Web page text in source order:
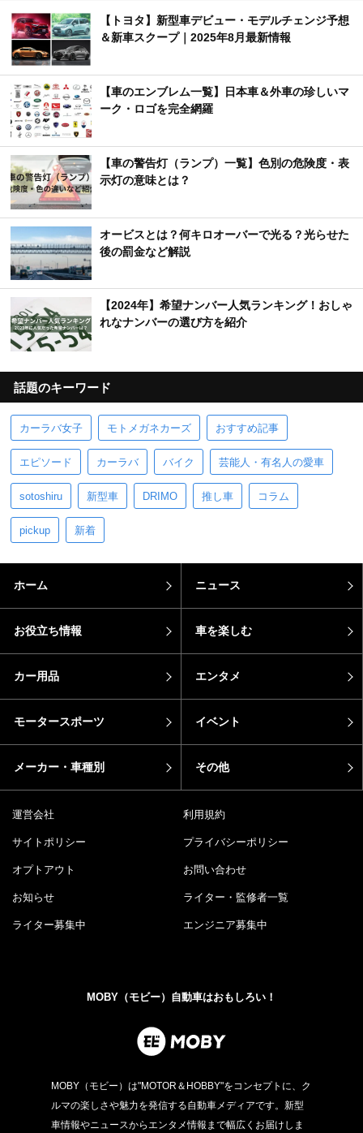
【トヨタ】新型車デビュー・モデルチェンジ予想
＆新車スクープ｜2025年8月最新情報
【車のエンブレム一覧】日本車＆外車の珍しいマ
ーク・ロゴを完全網羅
【車の警告灯（ランプ）一覧】色別の危険度・表
示灯の意味とは？
オービスとは？何キロオーバーで光る？光らせた
後の罰金など解説
【2024年】希望ナンバー人気ランキング！おしゃ
れなナンバーの選び方を紹介
話題のキーワード
カーラバ女子 モトメガネカーズ おすすめ記事
エピソード カーラバ バイク 芸能人・有名人の愛車
sotoshiru 新型車 DRIMO 推し車 コラム
pickup 新着
ホーム ニュース
お役立ち情報 車を楽しむ
カー用品 エンタメ
モータースポーツ イベント
メーカー・車種別 その他
運営会社 利用規約
サイトポリシー プライバシーポリシー
オプトアウト お問い合わせ
お知らせ ライター・監修者一覧
ライター募集中 エンジニア募集中
MOBY（モビー）自動車はおもしろい！
MOBY（モビー）は"MOTOR＆HOBBY"をコンセプトに、ク
ルマの楽しさや魅力を発信する自動車メディアです。新型
車情報やニュースからエンタメ情報まで幅広くお届けしま